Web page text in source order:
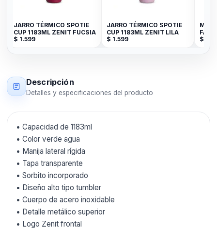
JARRO TÉRMICO SPOTIE
CUP 1183ML ZENIT FUCSIA
$ 1.599
JARRO TÉRMICO SPOTIE
CUP 1183ML ZENIT LILA
$ 1.599
$
Descripción
Detalles y especificaciones del producto
• Capacidad de 1183ml
• Color verde agua
• Manija lateral rígida
• Tapa transparente
• Sorbito incorporado
• Diseño alto tipo tumbler
• Cuerpo de acero inoxidable
• Detalle metálico superior
• Logo Zenit frontal